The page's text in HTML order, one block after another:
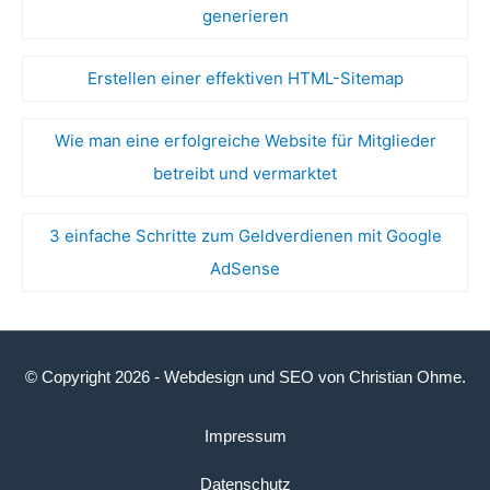
generieren
Erstellen einer effektiven HTML-Sitemap
Wie man eine erfolgreiche Website für Mitglieder
betreibt und vermarktet
3 einfache Schritte zum Geldverdienen mit Google
AdSense
© Copyright 2026 - Webdesignund SEO von Christian Ohme.
Impressum
Datenschutz